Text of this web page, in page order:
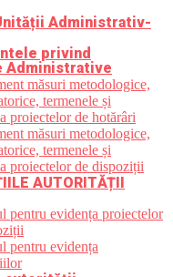
Administrativ-
privind
Administrative
măsuri metodologice,
termenele și
proiectelor de hotărâri
măsuri metodologice,
termenele și
proiectelor de dispoziții
AUTORITĂȚII
pentru evidența proiectelor
pentru evidența